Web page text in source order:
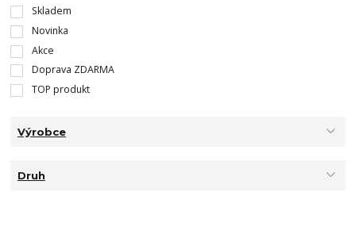
Skladem
Novinka
Akce
Doprava ZDARMA
TOP produkt
Výrobce
Druh